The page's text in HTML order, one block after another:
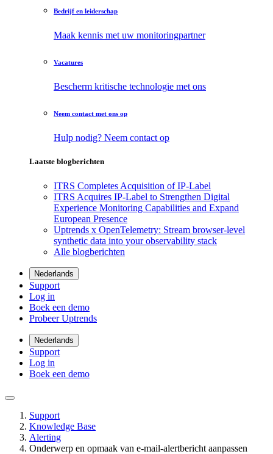
Bedrijf en leiderschap
Maak kennis met uw monitoringpartner
Vacatures
Bescherm kritische technologie met ons
Neem contact met ons op
Hulp nodig? Neem contact op
Laatste blogberichten
ITRS Completes Acquisition of IP-Label
ITRS Acquires IP-Label to Strengthen Digital
Experience Monitoring Capabilities and Expand
European Presence
Uptrends x OpenTelemetry: Stream browser-level
synthetic data into your observability stack
Alle blogberichten
Nederlands
Support
Log in
Boek een demo
Probeer Uptrends
Nederlands
Support
Log in
Boek een demo
Support
Knowledge Base
Alerting
Onderwerp en opmaak van e-mail-alertbericht aanpassen